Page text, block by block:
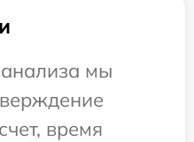
мы
время